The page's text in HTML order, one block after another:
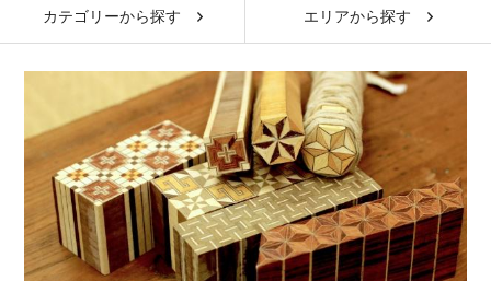
カテゴリーから探す エリアから探す